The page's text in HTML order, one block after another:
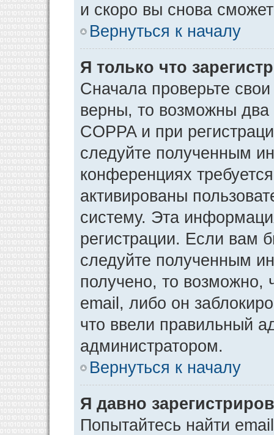
и скоро вы снова
Вернуться к началу
Я только что
Сначала проверьте
верны, то возможны
COPPA и при
следуйте полученным
конференциях
активированы
систему. Эта
регистрации. Если вам
следуйте полученным
получено, то возможно,
email, либо он
что ввели правильный
администратором.
Вернуться к началу
Я давно
Попытайтесь найти